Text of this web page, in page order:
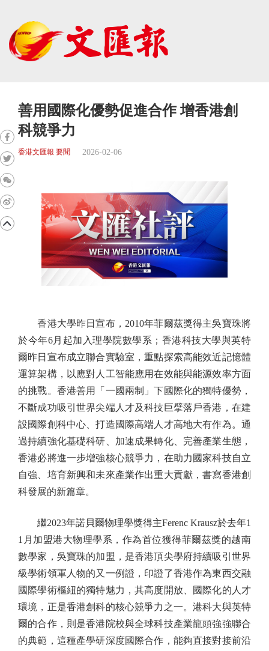
善用國際化優勢促進合作 增香港創
科競爭力
香港文匯報 要聞 2026-02-06
香港大學昨日宣布，2010年菲爾茲獎得主吳寶珠將
於今年6月起加入理學院數學系；香港科技大學與英特
爾昨日宣布成立聯合實驗室，重點探索高能效近記憶體
運算架構，以應對人工智能應用在效能與能源效率方面
的挑戰。香港善用「一國兩制」下國際化的獨特優勢，
不斷成功吸引世界尖端人才及科技巨擘落戶香港，在建
設國際創科中心、打造國際高端人才高地大有作為。通
過持續強化基礎科研、加速成果轉化、完善產業生態，
香港必將進一步增強核心競爭力，在助力國家科技自立
自強、培育新興和未來產業作出重大貢獻，書寫香港創
科發展的新篇章。
繼2023年諾貝爾物理學獎得主Ferenc Krausz於去年1
1月加盟港大物理學系，作為首位獲得菲爾茲獎的越南
數學家，吳寶珠的加盟，是香港頂尖學府持續吸引世界
級學術領軍人物的又一例證，印證了香港作為東西交融
國際學術樞紐的獨特魅力，其高度開放、國際化的人才
環境，正是香港創科的核心競爭力之一。港科大與英特
爾的合作，則是香港院校與全球科技產業龍頭強強聯合
的典範，這種產學研深度國際合作，能夠直接對接前沿